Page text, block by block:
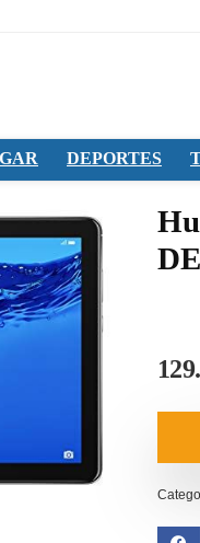
DEPORTES